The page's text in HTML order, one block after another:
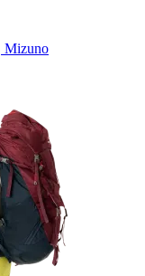
Mizuno